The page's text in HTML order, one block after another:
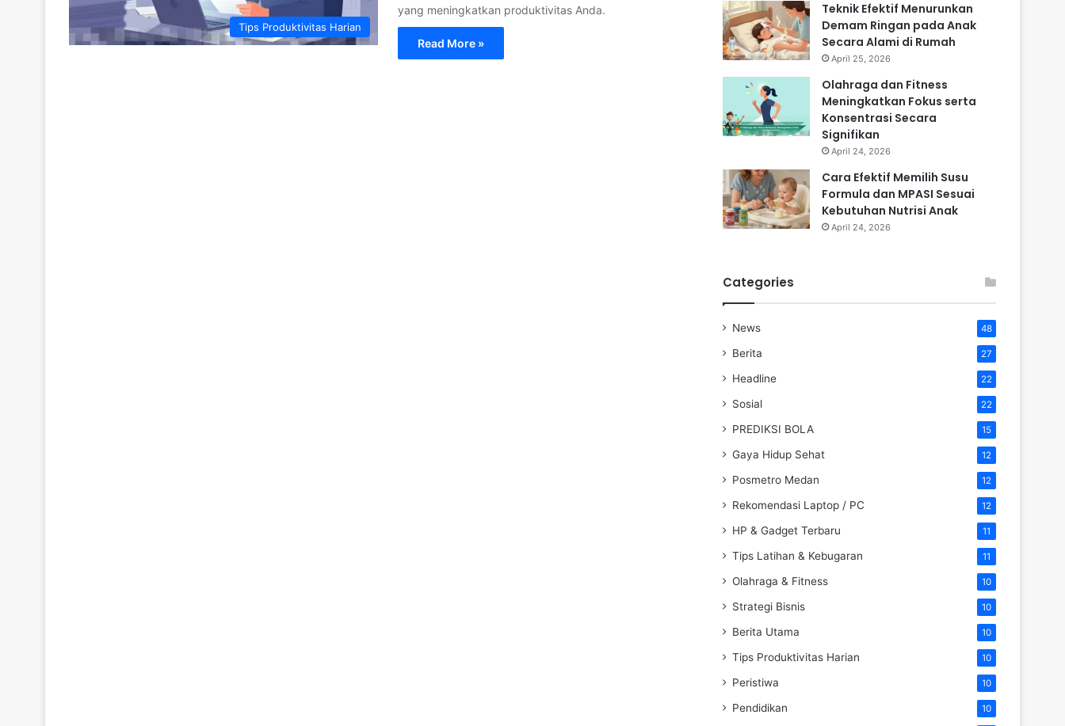
Tips Produktivitas Harian
yang meningkatkan produktivitas Anda.
Read More »
Teknik Efektif Menurunkan
Demam Ringan pada Anak
Secara Alami di Rumah
April 25, 2026
Olahraga dan Fitness
Meningkatkan Fokus serta
Konsentrasi Secara
Signifikan
April 24, 2026
Cara Efektif Memilih Susu
Formula dan MPASI Sesuai
Kebutuhan Nutrisi Anak
April 24, 2026
Categories
News 48
Berita 27
Headline 22
Sosial 22
PREDIKSI BOLA 15
Gaya Hidup Sehat 12
Posmetro Medan 12
Rekomendasi Laptop / PC 12
HP & Gadget Terbaru 11
Tips Latihan & Kebugaran 11
Olahraga & Fitness 10
Strategi Bisnis 10
Berita Utama 10
Tips Produktivitas Harian 10
Peristiwa 10
Pendidikan 10